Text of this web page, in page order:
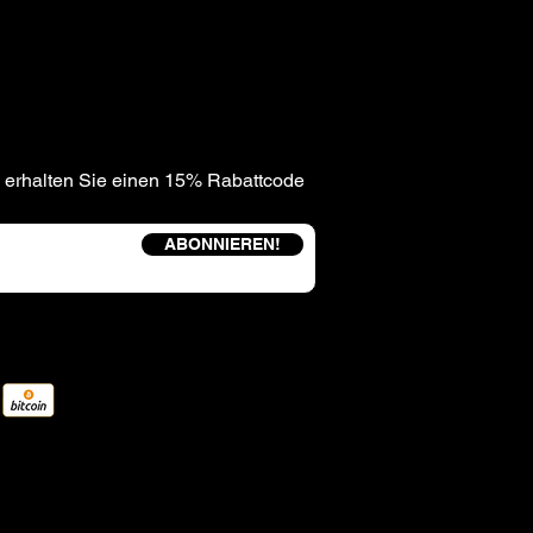
Sie einen 15% Rabattcode
ABONNIEREN!